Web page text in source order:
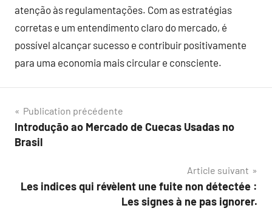
atenção às regulamentações. Com as estratégias
corretas e um entendimento claro do mercado, é
possível alcançar sucesso e contribuir positivamente
para uma economia mais circular e consciente.
Navigation
de
Publication précédente
Introdução ao Mercado de Cuecas Usadas no
Brasil
Article suivant
Les indices qui révèlent une fuite non détectée :
Les signes à ne pas ignorer.